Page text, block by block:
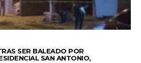
SER BALEADO POR
SAN ANTONIO,